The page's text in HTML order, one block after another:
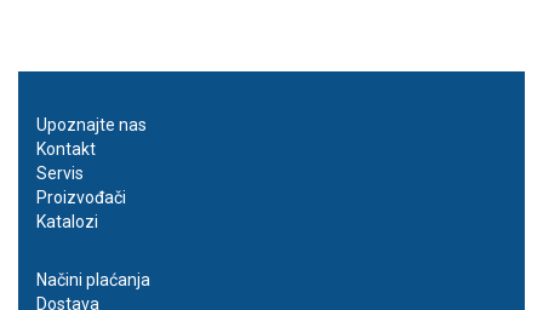
Upoznajte nas
Kontakt
Servis
Proizvođači
Katalozi
Načini plaćanja
Dostava